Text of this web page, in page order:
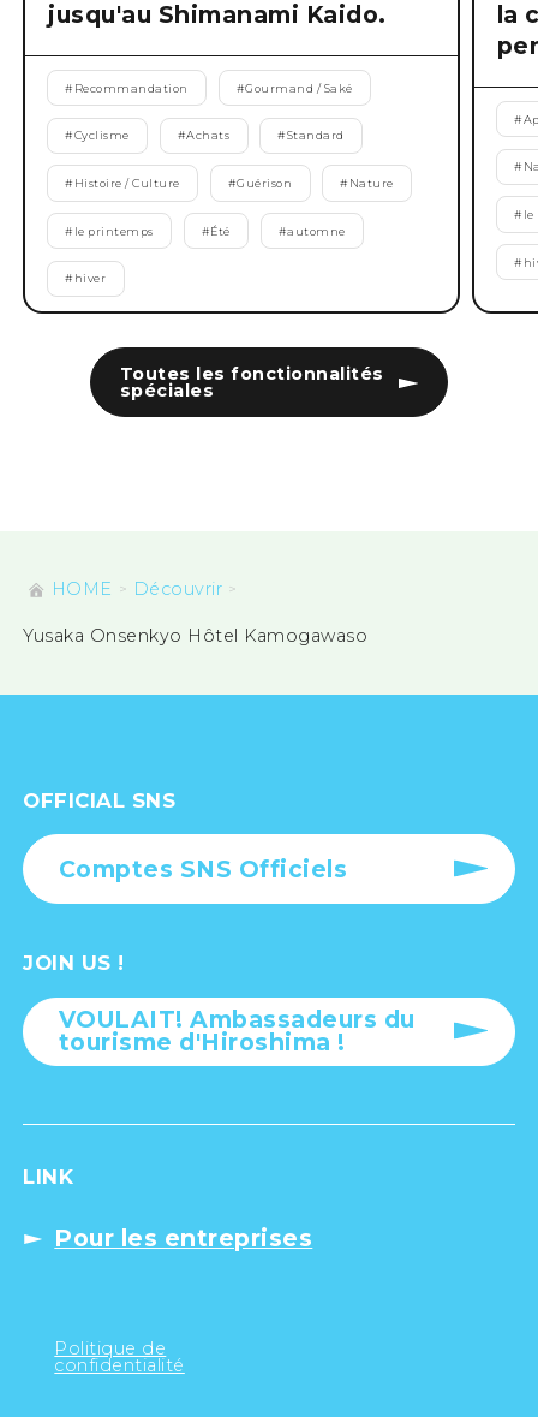
Toutes les fonctionnalités
spéciales
jusqu'au Shimanami Kaido.
# Recommandation #Gourmand / Saké
#Cyclisme #Achats #Standard
# Histoire / Culture #Guérison # Nature
# le printemps #Été #automne
# hiver
la
#
#
# le
#
HOME Découvrir
Yusaka Onsenkyo Hôtel Kamogawaso
OFFICIAL SNS
Comptes SNS Officiels
JOIN US !
VOULAIT! Ambassadeurs du
tourisme d'Hiroshima !
LINK
Pour les entreprises
Politique de
confidentialité